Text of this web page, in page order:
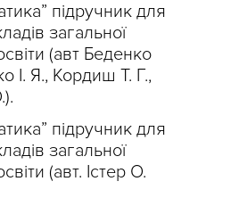
підручник для
загальної
(авт Беденко
І. Я., Кордиш Т. Г.,
підручник для
загальної
(авт. Істер О.